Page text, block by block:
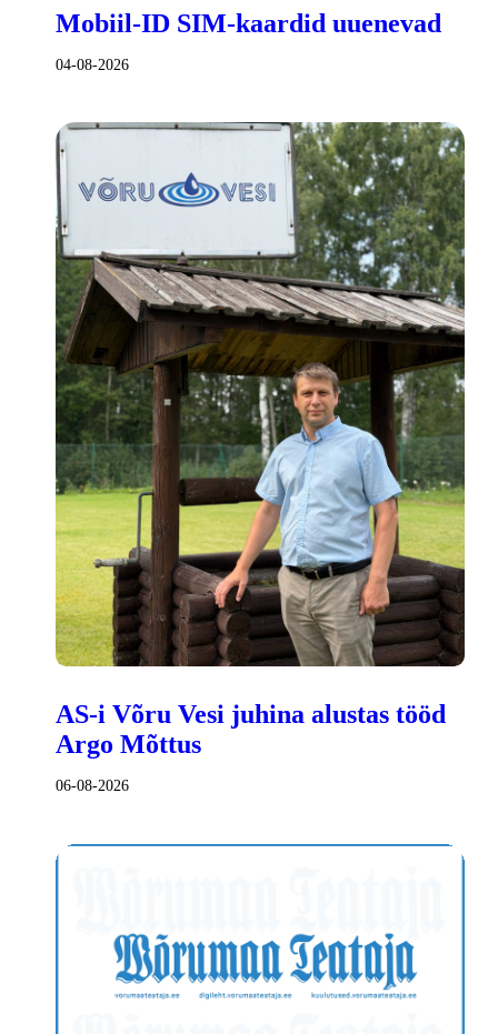
Mobiil-ID SIM-kaardid uuenevad
04-08-2026
AS-i Võru Vesi juhina alustas tööd
Argo Mõttus
06-08-2026